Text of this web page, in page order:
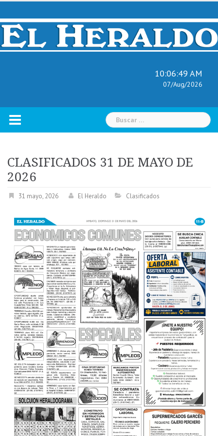
Skip
content
10:06:50 AM
07/Aug/2026
Buscar:
CLASIFICADOS 31 DE MAYO DE
2026
31 mayo, 2026 El Heraldo Clasificados